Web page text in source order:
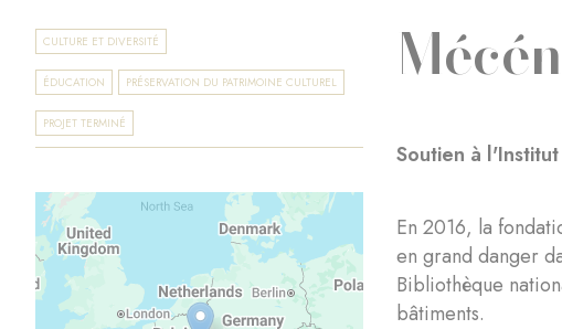
CULTURE ET DIVERSITÉ
ÉDUCATION PRÉSERVATION DU PATRIMOINE CULTUREL
PROJET TERMINÉ
Soutien à
En 2016, la
en grand danger
Bibliothèque
bâtiments.